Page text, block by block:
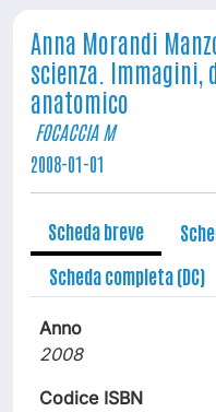
Anna Morandi
scienza. Immagini,
anatomico
FOCACCIA M
2008-01-01
Scheda breve
Scheda completa (DC)
Anno
2008
Codice ISBN